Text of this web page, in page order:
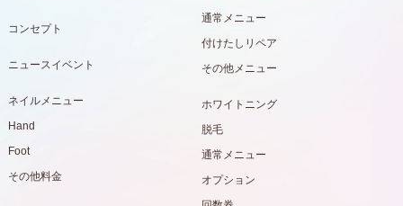
コンセプト
ニュースイベント
ネイルメニュー
Hand
Foot
その他料金
通常メニュー
付けたしリペア
その他メニュー
ホワイトニング
脱毛
通常メニュー
オプション